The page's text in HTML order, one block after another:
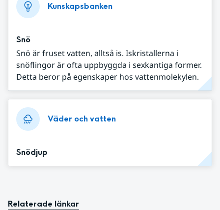
Kunskapsbanken
Snö
Snö är fruset vatten, alltså is. Iskristallerna i
snöflingor är ofta uppbyggda i sexkantiga former.
Detta beror på egenskaper hos vattenmolekylen.
Väder och vatten
Snödjup
Relaterade länkar